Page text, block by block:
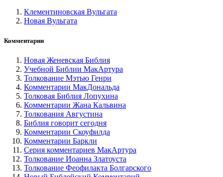
Клементиновская Вульгата
Новая Вульгата
Комментарии
Новая Женевская Библия
Учебной Библии МакАртура
Толкование Мэтью Генри
Комментарии МакДональда
Толковая Библия Лопухина
Комментарии Жана Кальвина
Толкования Августина
Библия говорит сегодня
Комментарии Скоуфилда
Комментарии Баркли
Серия комментариев МакАртура
Толкование Иоанна Златоуста
Толкование Феофилакта Болгарского